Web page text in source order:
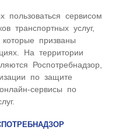
сервисом
транспортных услуг,
призваны
На территории
Роспотребнадзор,
по защите
сервисы по